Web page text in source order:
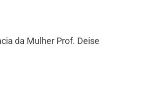
da Mulher Prof. Deise